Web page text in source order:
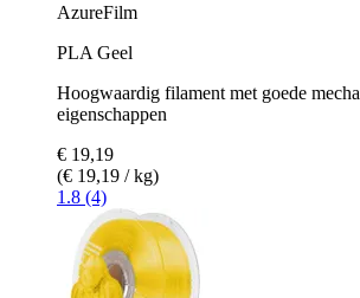
AzureFilm
PLA Geel
Hoogwaardig filament met goede
eigenschappen
€ 19,19
(€ 19,19 / kg)
1.8 (4)